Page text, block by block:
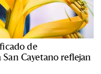
de
Cayetano reflejan